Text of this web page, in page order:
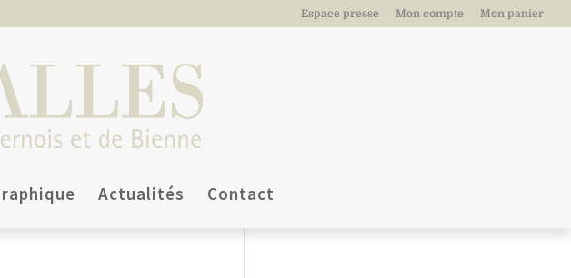
Espace presse Mon compte Mon panier
Actualités Contact